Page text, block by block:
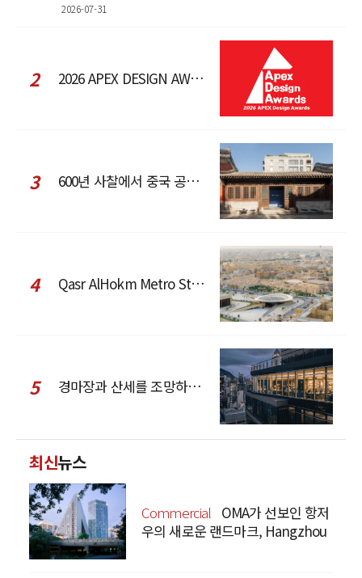
2026-07-31
2 2026 APEX DESIGN AWARDS
3 600년 사찰에서 중국 공예와 현대 패션을 직조한 ZARA x Fanglu Lin Pop-Up
4 Qasr AlHokm Metro Station, 구도심과 현대 공공 인프라의 접점을 제안하다
5 경마장과 산세를 조망하는 CCD Hong Kong Creative Center
최신뉴스
Commercial OMA가 선보인 항저
우의 새로운 랜드마크, Hangzhou